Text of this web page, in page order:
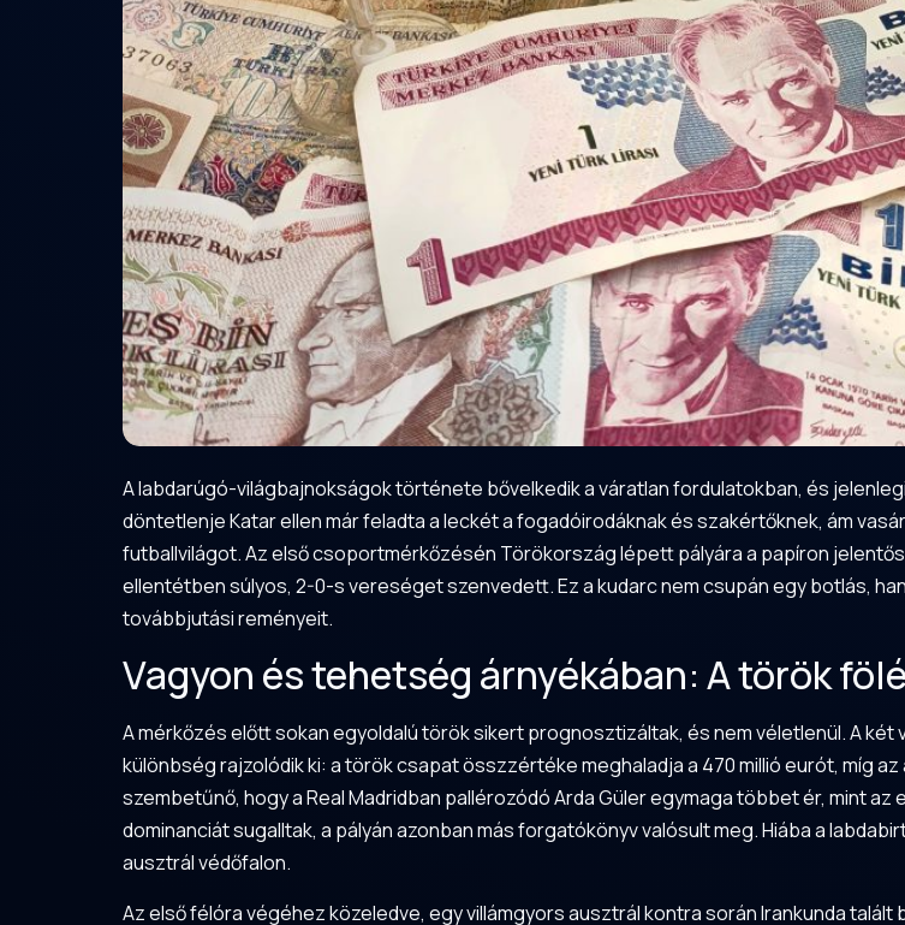
A labdarúgó-világbajnokságok története bővelkedik a váratlan fordulatokban, és
döntetlenje Katar ellen már feladta a leckét a fogadóirodáknak és szakértőknek, ám
futballvilágot. Az első csoportmérkőzésén Törökország lépett pályára a papíron
ellentétben súlyos, 2-0-s vereséget szenvedett. Ez a kudarc nem csupán egy botlás,
továbbjutási reményeit.
Vagyon és tehetség árnyékában: A török
A mérkőzés előtt sokan egyoldalú török sikert prognosztizáltak, és nem véletlenül. A
különbség rajzolódik ki: a török csapat összzértéke meghaladja a 470 millió eurót, míg
szembetűnő, hogy a Real Madridban pallérozódó Arda Güler egymaga többet ér, mint
dominanciát sugalltak, a pályán azonban más forgatókönyv valósult meg. Hiába a
ausztrál védőfalon.
Az első félóra végéhez közeledve, egy villámgyors ausztrál kontra során Irankunda